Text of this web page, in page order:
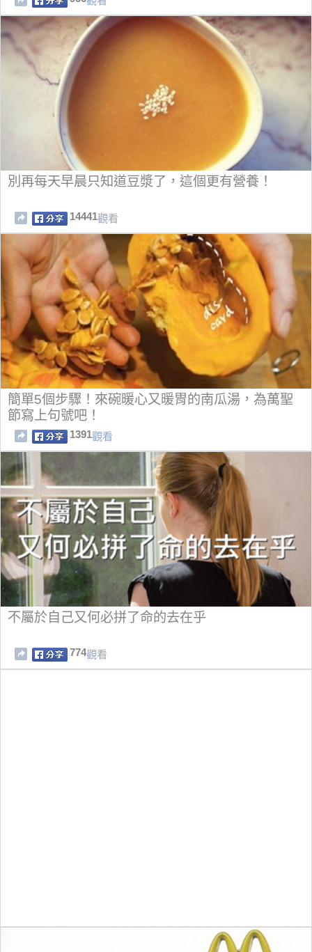
別再每天早晨只知道豆漿了，這個更有營養！
14441觀看
簡單5個步驟！來碗暖心又暖胃的南瓜湯，為萬聖
節寫上句號吧！
1391觀看
不屬於自己又何必拼了命的去在乎
774觀看